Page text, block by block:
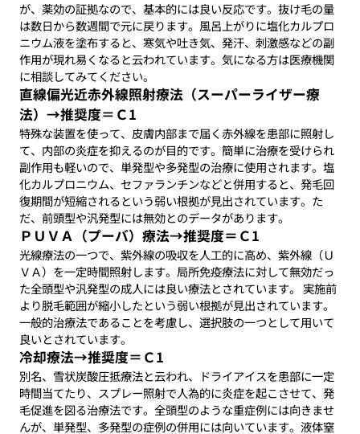
が、薬効の証拠なので、基本的には良い反応です。抜け毛の量
は数日から数週間で元に戻ります。風呂上がりに塩化カルプロ
ニウム液を塗布すると、寒気や吐き気、発汗、刺激感などの副
作用が現れ易くなると云われています。気になる方は医療機関
に相談してみてください。
直線偏光近赤外線照射療法（スーパーライザー療
法）→推奨度＝Ｃ1
特殊な装置を使って、皮膚内部まで届く赤外線を患部に照射し
て、内部の炎症を抑えるのが目的です。簡単に治療を受けられ
副作用も軽いので、単発型や多発型の治療に使用されます。塩
化カルプロニウム、セファランチンなどと併用すると、発毛回
復期間が短縮されるという弱い根拠が見出されています。た
だ、前頭型や汎発型には無効とのデータがあります。
ＰＵＶＡ（プーバ）療法→推奨度＝Ｃ1
光線療法の一つで、紫外線の吸収を人工的に高め、紫外線（Ｕ
ＶＡ）を一定時間照射します。局所免疫療法に対して無効だっ
た全頭型や汎発型の成人には良い療法とされています。 実施前
より脱毛範囲が縮小したという弱い根拠が見出されています。
一般的治療法であることを考慮し、選択肢の一つとして用いて
良いとされています。
冷却療法→推奨度＝Ｃ1
別名、雪状炭酸圧抵療法と云われ、ドライアイスを患部に一定
時間当てたり、スプレー照射で人為的に炎症を起こさせて、発
毛促進を図る治療法です。全頭型のような重症例には向きませ
んが、単発型、多発型の症例の併用には向いています。液体窒